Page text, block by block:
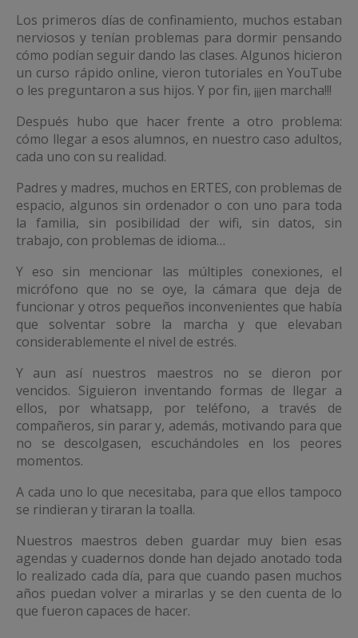
Los primeros días de confinamiento, muchos estaban
nerviosos y tenían problemas para dormir pensando
cómo podían seguir dando las clases. Algunos hicieron
un curso rápido online, vieron tutoriales en YouTube
o les preguntaron a sus hijos. Y por fin, ¡¡¡en marcha!!!
Después hubo que hacer frente a otro problema:
cómo llegar a esos alumnos, en nuestro caso adultos,
cada uno con su realidad.
Padres y madres, muchos en ERTES, con problemas de
espacio, algunos sin ordenador o con uno para toda
la familia, sin posibilidad der wifi, sin datos, sin
trabajo, con problemas de idioma…
Y eso sin mencionar las múltiples conexiones, el
micrófono que no se oye, la cámara que deja de
funcionar y otros pequeños inconvenientes que había
que solventar sobre la marcha y que elevaban
considerablemente el nivel de estrés.
Y aun así nuestros maestros no se dieron por
vencidos. Siguieron inventando formas de llegar a
ellos, por whatsapp, por teléfono, a través de
compañeros, sin parar y, además, motivando para que
no se descolgasen, escuchándoles en los peores
momentos.
A cada uno lo que necesitaba, para que ellos tampoco
se rindieran y tiraran la toalla.
Nuestros maestros deben guardar muy bien esas
agendas y cuadernos donde han dejado anotado toda
lo realizado cada día, para que cuando pasen muchos
años puedan volver a mirarlas y se den cuenta de lo
que fueron capaces de hacer.